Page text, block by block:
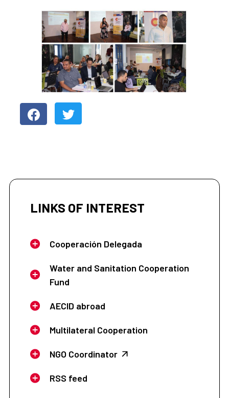
LINKS OF INTEREST
Cooperación Delegada
Water and Sanitation Cooperation
Fund
AECID abroad
Multilateral Cooperation
NGO Coordinator
RSS feed